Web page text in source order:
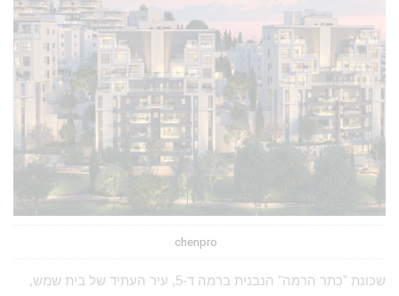
chenpro
שכונת "כתר הרמה" הנבנית ברמה ד-5, עיר העתיד של בית שמש,